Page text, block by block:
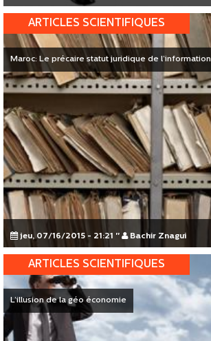
Maroc: Le précaire statut juridique de l’information
ARTICLES SCIENTIFIQUES
jeu, 07/16/2015 - 21:21 " Bachir Znagui
L’illusion de la géo économie
ARTICLES SCIENTIFIQUES